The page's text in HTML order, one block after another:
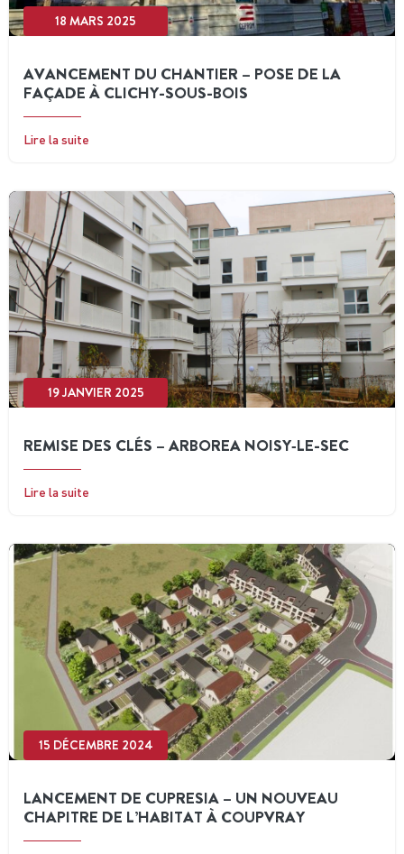
18 MARS 2025
AVANCEMENT DU CHANTIER – POSE DE LA
FAÇADE À CLICHY-SOUS-BOIS
Lire la suite
19 JANVIER 2025
REMISE DES CLÉS – ARBOREA NOISY‑LE-SEC
Lire la suite
15 DÉCEMBRE 2024
LANCEMENT DE CUPRESIA – UN NOUVEAU
CHAPITRE DE L’HABITAT À COUPVRAY